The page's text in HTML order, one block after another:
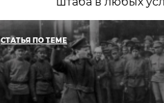
СТАТЬЯ ПО ТЕМЕ